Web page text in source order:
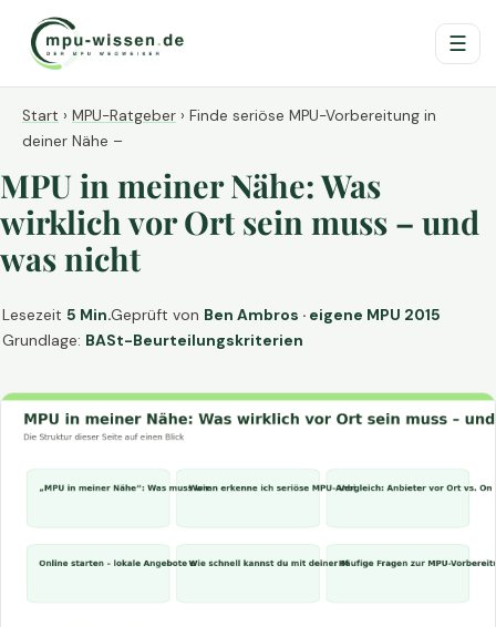
☰
Start › MPU-Ratgeber › Finde seriöse MPU-Vorbereitung in
deiner Nähe –
MPU in meiner Nähe: Was
wirklich vor Ort sein muss – und
was nicht
Lesezeit 5 Min.Geprüft von Ben Ambros · eigene MPU 2015
Grundlage: BASt-Beurteilungskriterien